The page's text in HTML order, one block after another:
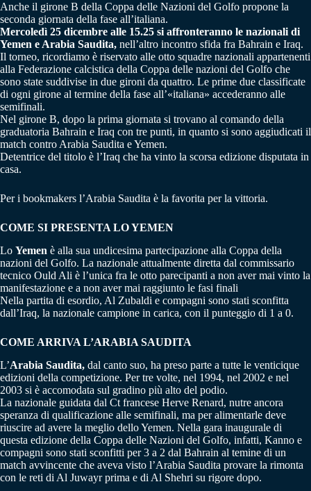
Anche il girone B della Coppa delle Nazioni del Golfo propone la
seconda giornata della fase all’italiana.
Mercoledì 25 dicembre alle 15.25 si affronteranno le nazionali di
Yemen e Arabia Saudita, nell’altro incontro sfida fra Bahrain e Iraq.
Il torneo, ricordiamo è riservato alle otto squadre nazionali appartenenti
alla Federazione calcistica della Coppa delle nazioni del Golfo che
sono state suddivise in due gironi da quattro. Le prime due classificate
di ogni girone al termine della fase all’«italiana» accederanno alle
semifinali.
Nel girone B, dopo la prima giornata si trovano al comando della
graduatoria Bahrain e Iraq con tre punti, in quanto si sono aggiudicati il
match contro Arabia Saudita e Yemen.
Detentrice del titolo è l’Iraq che ha vinto la scorsa edizione disputata in
casa.
Per i bookmakers l’Arabia Saudita è la favorita per la vittoria.
COME SI PRESENTA LO YEMEN
Lo Yemen è alla sua undicesima partecipazione alla Coppa della
nazioni del Golfo. La nazionale attualmente diretta dal commissario
tecnico Ould Ali è l’unica fra le otto parecipanti a non aver mai vinto la
manifestazione e a non aver mai raggiunto le fasi finali
Nella partita di esordio, Al Zubaldi e compagni sono stati sconfitta
dall’Iraq, la nazionale campione in carica, con il punteggio di 1 a 0.
COME ARRIVA L’ARABIA SAUDITA
L’Arabia Saudita, dal canto suo, ha preso parte a tutte le venticique
edizioni della competizione. Per tre volte, nel 1994, nel 2002 e nel
2003 si è accomodata sul gradino più alto del podio.
La nazionale guidata dal Ct francese Herve Renard, nutre ancora
speranza di qualificazione alle semifinali, ma per alimentarle deve
riuscire ad avere la meglio dello Yemen. Nella gara inaugurale di
questa edizione della Coppa delle Nazioni del Golfo, infatti, Kanno e
compagni sono stati sconfitti per 3 a 2 dal Bahrain al temine di un
match avvincente che aveva visto l’Arabia Saudita provare la rimonta
con le reti di Al Juwayr prima e di Al Shehri su rigore dopo.